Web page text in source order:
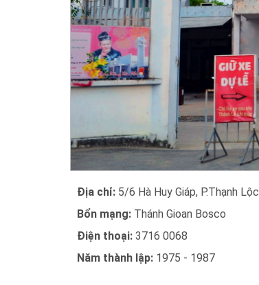
Địa chỉ: 5/6 Hà Huy Giáp, P.Thạnh Lộc
Bổn mạng: Thánh Gioan Bosco
Điện thoại: 3716 0068
Năm thành lập: 1975 - 1987